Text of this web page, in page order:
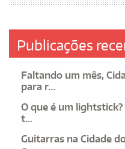
Publicações
Faltando um mês,
para r...
O que é um
t...
Guitarras na Cidade